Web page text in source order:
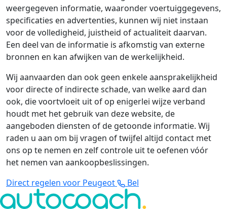
weergegeven informatie, waaronder voertuiggegevens,
specificaties en advertenties, kunnen wij niet instaan
voor de volledigheid, juistheid of actualiteit daarvan.
Een deel van de informatie is afkomstig van externe
bronnen en kan afwijken van de werkelijkheid.
Wij aanvaarden dan ook geen enkele aansprakelijkheid
voor directe of indirecte schade, van welke aard dan
ook, die voortvloeit uit of op enigerlei wijze verband
houdt met het gebruik van deze website, de
aangeboden diensten of de getoonde informatie. Wij
raden u aan om bij vragen of twijfel altijd contact met
ons op te nemen en zelf controle uit te oefenen vóór
het nemen van aankoopbeslissingen.
Direct regelen voor Peugeot
Bel